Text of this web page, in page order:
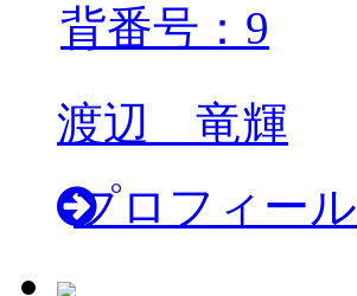
背番号：9
渡辺 竜輝
プロフィール